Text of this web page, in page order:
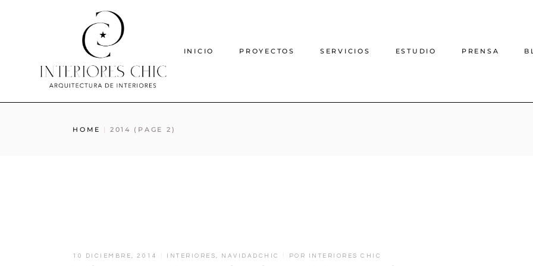
INICIO PROYECTOS SERVICIOS ESTUDIO PRENSA
HOME 2014 (PAGE 2)
10 DICIEMBRE, 2014 INTERIORES , NAVIDADCHIC POR INTERIORES CHIC